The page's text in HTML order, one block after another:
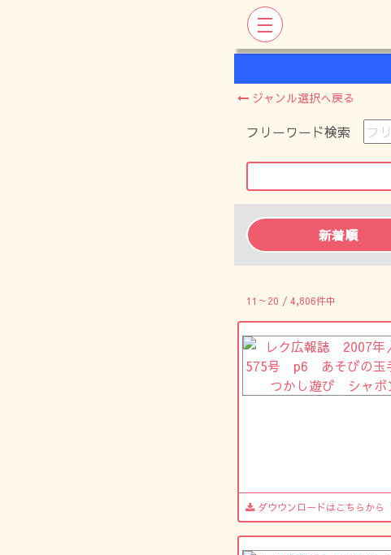
ジャンル選択へ戻る
フリーワード検索
新着順
11～20 / 4,806件中
ダウウンロードはこちらから